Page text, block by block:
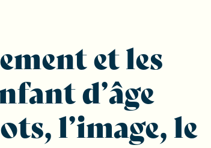
et les
d’âge
l’image, le